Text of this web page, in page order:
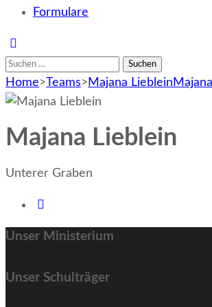
Formulare
Suchen
nach:
Home>Teams> Majana Lieblein
Majana Lieblein
Unterer Graben
Unser Ministerium
Unser Schulträger